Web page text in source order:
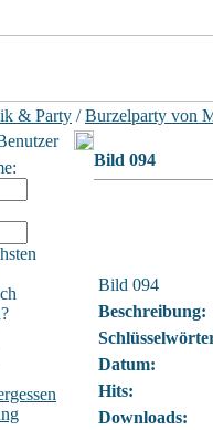
& Party /Burzelparty von
Bild 094
Bild 094
Beschreibung:
Datum:
Hits:
Downloads: